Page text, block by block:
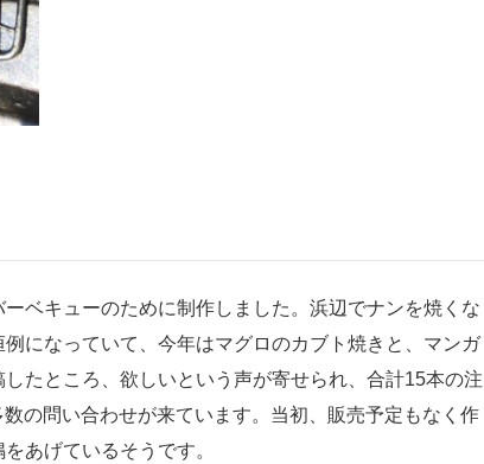
ベキューのために制作しました。浜辺でナンを焼くな
になっていて、今年はマグロのカブト焼きと、マンガ
たところ、欲しいという声が寄せられ、合計15本の注
の問い合わせが来ています。当初、販売予定もなく作
あげているそうです。